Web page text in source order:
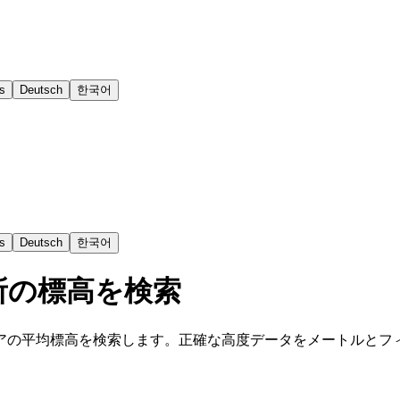
Deutsch 한국어
Deutsch 한국어
標高を検索
平均標高を検索します。正確な高度データをメートルと